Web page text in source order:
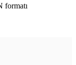
formatı